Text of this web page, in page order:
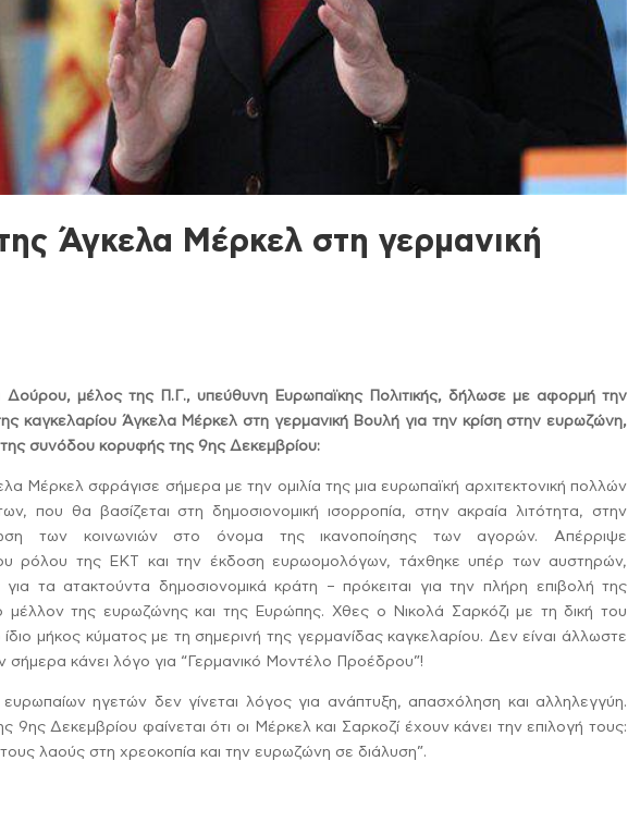
της Άγκελα Μέρκελ στη γερμανική
μέλος της Π.Γ., υπεύθυνη Ευρωπαϊκης Πολιτικής, δήλωσε με αφορμή την
καγκελαρίου Άγκελα Μέρκελ στη γερμανική Βουλή για την κρίση στην ευρωζώνη,
συνόδου κορυφής της 9ης Δεκεμβρίου:
Μέρκελ σφράγισε σήμερα με την ομιλία της μια ευρωπαϊκή αρχιτεκτονική πολλών
που θα βασίζεται στη δημοσιονομική ισορροπία, στην ακραία λιτότητα, στην
των κοινωνιών στο όνομα της ικανοποίησης των αγορών. Απέρριψε
ρόλου της ΕΚΤ και την έκδοση ευρωομολόγων, τάχθηκε υπέρ των αυστηρών,
τα ατακτούντα δημοσιονομικά κράτη – πρόκειται για την πλήρη επιβολή της
μέλλον της ευρωζώνης και της Ευρώπης. Χθες ο Νικολά Σαρκόζι με τη δική του
ίδιο μήκος κύματος με τη σημερινή της γερμανίδας καγκελαρίου. Δεν είναι άλλωστε
σήμερα κάνει λόγο για “Γερμανικό Μοντέλο Προέδρου”!
ευρωπαίων ηγετών δεν γίνεται λόγος για ανάπτυξη, απασχόληση και αλληλεγγύη.
9ης Δεκεμβρίου φαίνεται ότι οι Μέρκελ και Σαρκοζί έχουν κάνει την επιλογή τους:
τους λαούς στη χρεοκοπία και την ευρωζώνη σε διάλυση”.